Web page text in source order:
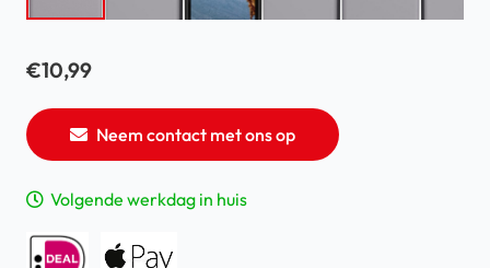
€10,99
Neem contact met ons op
Volgende werkdag in huis